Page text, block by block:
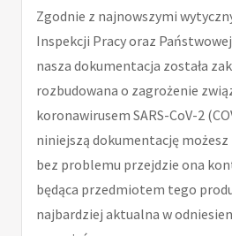
Zgodnie z najnowszymi
Inspekcji Pracy oraz
nasza dokumentacja została
rozbudowana o zagrożenie
koronawirusem SARS-CoV-2
niniejszą dokumentację możesz
bez problemu przejdzie ona
będąca przedmiotem tego
najbardziej aktualna w